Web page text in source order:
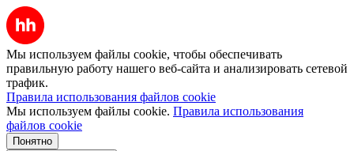
Мы используем файлы cookie, чтобы обеспечивать
правильную работу нашего веб-сайта и анализировать сетевой
трафик.
Правила использования файлов cookie
Мы используем файлы cookie. Правила использования
файлов cookie
Понятно